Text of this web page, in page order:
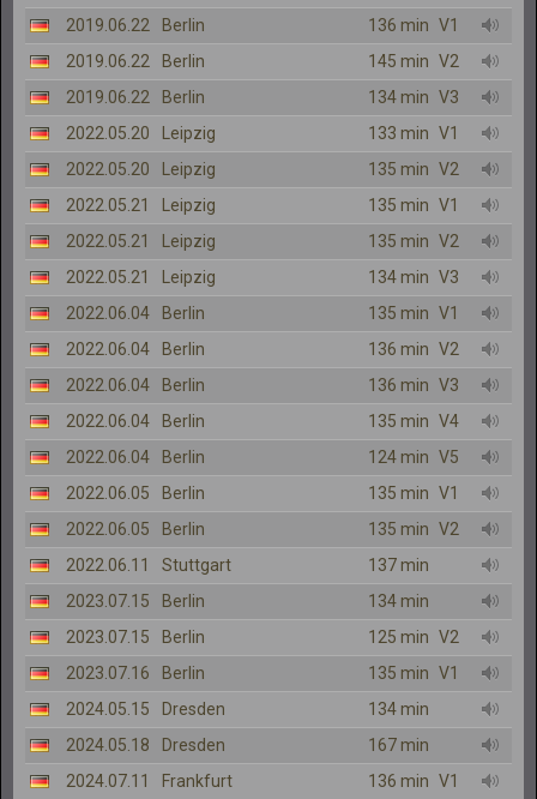
2019.06.22
Berlin 136 min V1
2019.06.22
Berlin 145 min V2
2019.06.22
Berlin 134 min V3
2022.05.20
Leipzig 133 min V1
2022.05.20
Leipzig 135 min V2
2022.05.21
Leipzig 135 min V1
2022.05.21
Leipzig 135 min V2
2022.05.21
Leipzig 134 min V3
2022.06.04
Berlin 135 min V1
2022.06.04
Berlin 136 min V2
2022.06.04
Berlin 136 min V3
2022.06.04
Berlin 135 min V4
2022.06.04
Berlin 124 min V5
2022.06.05
Berlin 135 min V1
2022.06.05
Berlin 135 min V2
2022.06.11
Stuttgart
137 min
2023.07.15
Berlin
134 min
2023.07.15
Berlin 125 min V2
2023.07.16
Berlin 135 min V1
2024.05.15
Dresden
134 min
2024.05.18
Dresden
167 min
2024.07.11
Frankfurt 136 min V1